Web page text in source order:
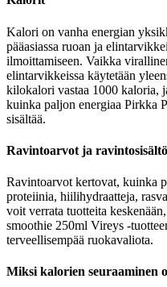
Kalori on vanha energian
pääasiassa ruoan ja
ilmoittamiseen. Vaikka
elintarvikkeissa käytetään
kilokalori vastaa 1000 kaloria,
kuinka paljon energiaa Pirkka
sisältää.
Ravintoarvot ja ravintosisältö
Ravintoarvot kertovat, kuinka
proteiinia, hiilihydraatteja,
voit verrata tuotteita
smoothie 250ml Vireys -
terveellisempää ruokavaliota.
Miksi kalorien seuraaminen